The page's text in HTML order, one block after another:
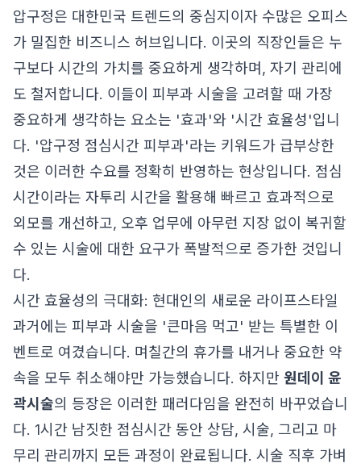
압구정은 대한민국 트렌드의 중심지이자 수많은 오피스
가 밀집한 비즈니스 허브입니다. 이곳의 직장인들은 누
구보다 시간의 가치를 중요하게 생각하며, 자기 관리에
도 철저합니다. 이들이 피부과 시술을 고려할 때 가장
중요하게 생각하는 요소는 '효과'와 '시간 효율성'입니
다. '압구정 점심시간 피부과'라는 키워드가 급부상한
것은 이러한 수요를 정확히 반영하는 현상입니다. 점심
시간이라는 자투리 시간을 활용해 빠르고 효과적으로
외모를 개선하고, 오후 업무에 아무런 지장 없이 복귀할
수 있는 시술에 대한 요구가 폭발적으로 증가한 것입니
다.
시간 효율성의 극대화: 현대인의 새로운 라이프스타일
과거에는 피부과 시술을 '큰마음 먹고' 받는 특별한 이
벤트로 여겼습니다. 며칠간의 휴가를 내거나 중요한 약
속을 모두 취소해야만 가능했습니다. 하지만 원데이 윤
곽시술의 등장은 이러한 패러다임을 완전히 바꾸었습니
다. 1시간 남짓한 점심시간 동안 상담, 시술, 그리고 마
무리 관리까지 모든 과정이 완료됩니다. 시술 직후 가벼